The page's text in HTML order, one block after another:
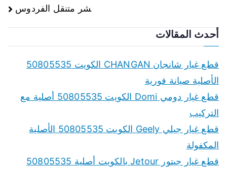
شر متنقل الفردوس
أحدث المقالات
قطع غيار شانجان CHANGAN الكويت 50805535
الأصلية صيانة فورية
قطع غيار دومي Domi الكويت 50805535 أصلية مع
التركيب
قطع غيار جيلي Geely الكويت 50805535 الأصلية
المكفولة
قطع غيار جيتور Jetour بالكويت أصلية 50805535